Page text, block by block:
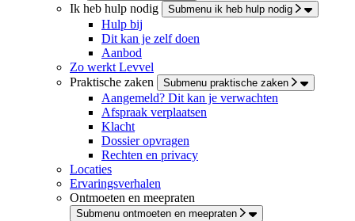
Ik heb hulp nodig Submenu ik heb hulp nodig
Hulp bij
Dit kan je zelf doen
Aanbod
Zo werkt Levvel
Praktische zaken
Submenu praktische zaken
Aangemeld? Dit kan je verwachten
Afspraak verplaatsen
Klacht
Dossier opvragen
Rechten en privacy
Locaties
Ervaringsverhalen
Ontmoeten en meepraten
Submenu ontmoeten en meepraten